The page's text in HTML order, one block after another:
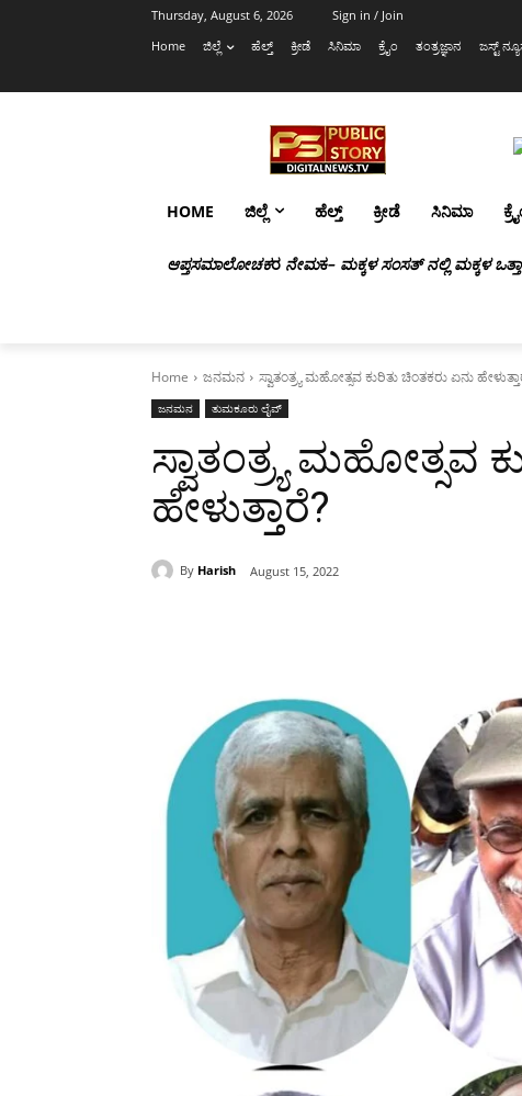
Thursday, August 6, 2026
Sign in / Join
Home
ಜಿಲ್ಲೆ ಹೆಲ್ತ್ ಕ್ರೀಡೆ ಸಿನಿಮಾ ಕ್ರೈಂ ತಂತ್ರಜ್ಞಾನ ಜಸ್ಟ್
HOME ಜಿಲ್ಲೆ ಹೆಲ್ತ್ ಕ್ರೀಡೆ ಸಿನಿಮಾ
ಆಪ್ತಸಮಾಲೋಚಕರ ನೇಮಕ– ಮಕ್ಕಳ ಸಂಸತ್ ನಲ್ಲಿ ಮಕ್ಕಳ
Home ಜನಮನ ಸ್ವಾತಂತ್ರ್ಯ ಮಹೋತ್ಸವ ಕುರಿತು ಚಿಂತಕರು ಏನು
ಜನಮನ ತುಮಕೂರು ಲೈವ್
ಸ್ವಾತಂತ್ರ್ಯ ಮಹೋತ್ಸವ
ಹೇಳುತ್ತಾರೆ?
By Harish August 15, 2022